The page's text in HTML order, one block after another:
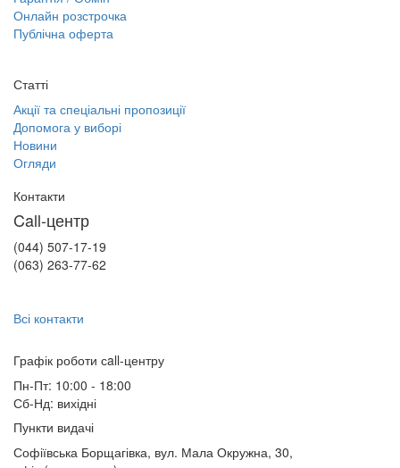
Онлайн розстрочка
Публічна оферта
Статті
Акції та спеціальні пропозиції
Допомога у виборі
Новини
Огляди
Контакти
Call-центр
(044) 507-17-19
(063) 263-77-62
Всі контакти
Графік роботи сall-центру
Пн-Пт: 10:00 - 18:00
Сб-Нд: вихідні
Пункти видачі
Софіївська Борщагівка, вул. Мала Окружна, 30,